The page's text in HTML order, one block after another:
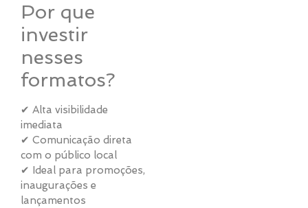
Por que
investir
nesses
formatos?
✔ Alta visibilidade
imediata
✔ Comunicação direta
com o público local
✔ Ideal para promoções,
inaugurações e
lançamentos